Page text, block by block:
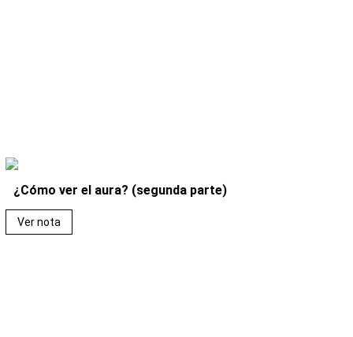
¿Cómo ver el aura? (segunda parte)
Ver nota